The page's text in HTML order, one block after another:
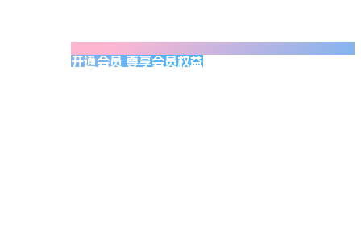
开通会员 尊享会员权益